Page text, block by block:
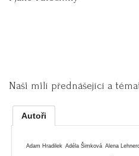
Naši milí přednášející a
Autoři
Adam Hradilek Adéla Šimková Alena